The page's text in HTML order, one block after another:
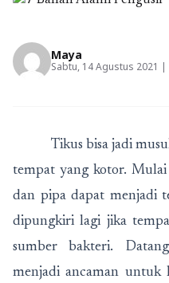
Maya
Sabtu, 14 Agustus 2021 |
Tikus bisa jadi musuh
tempat yang kotor.
dan pipa dapat menjadi
dipungkiri lagi jika
sumber bakteri.
menjadi ancaman untuk